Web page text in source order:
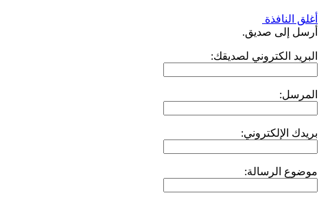
أغلق النافذة
أرسل إلى صديق.
البريد الكتروني لصديقك:
المرسل:
بريدك الإلكتروني:
موضوع الرسالة: